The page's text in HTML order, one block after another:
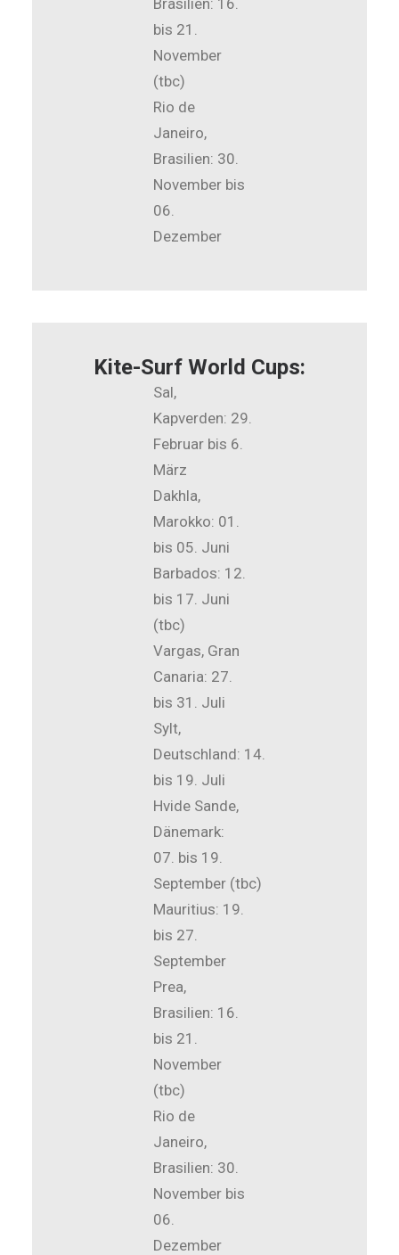
Brasilien: 16.
bis 21.
November
(tbc)
Rio de
Janeiro,
Brasilien: 30.
November bis
06.
Dezember
Kite-Surf World Cups:
Sal,
Kapverden: 29.
Februar bis 6.
März
Dakhla,
Marokko: 01.
bis 05. Juni
Barbados: 12.
bis 17. Juni
(tbc)
Vargas, Gran
Canaria: 27.
bis 31. Juli
Sylt,
Deutschland: 14.
bis 19. Juli
Hvide Sande,
Dänemark:
07. bis 19.
September (tbc)
Mauritius: 19.
bis 27.
September
Prea,
Brasilien: 16.
bis 21.
November
(tbc)
Rio de
Janeiro,
Brasilien: 30.
November bis
06.
Dezember